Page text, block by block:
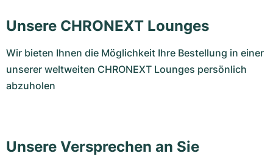
Unsere CHRONEXT Lounges
Wir bieten Ihnen die Möglichkeit Ihre Bestellung in einer
unserer weltweiten CHRONEXT Lounges persönlich
abzuholen
Unsere Versprechen an Sie